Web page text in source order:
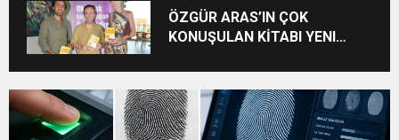
ÖZGÜR ARAS’IN ÇOK
KONUŞULAN KİTABI YENI
COLLECTION BODRUM’DA
KUTLADI